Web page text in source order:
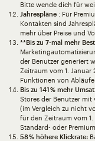
Bitte wende dich für
Jahrespläne: Für
Kontakten sind
mehr über Preise und
**Bis zu 7-mal mehr
der Benutzer generiert
Zeitraum vom 1. Januar
Funktionen von
Bis zu 141 % mehr
Stores der Benutzer mit
(im Vergleich zu nicht
für den Zeitraum vom 1.
Standard- oder
58 % höhere Klickrate: